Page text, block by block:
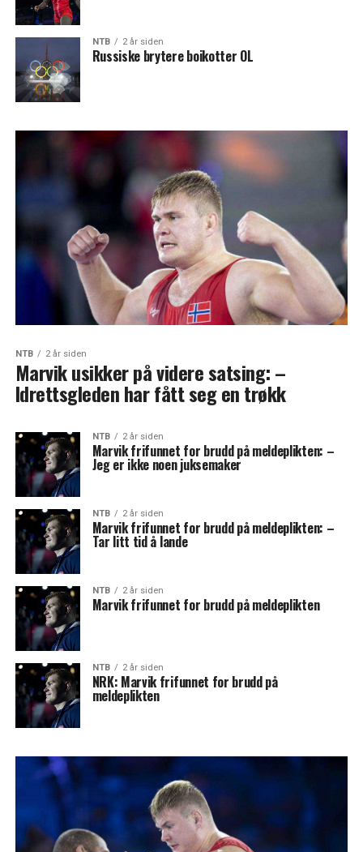
NTB 2 år siden
Russiske brytere boikotter OL
NTB 2 år siden
Marvik usikker på videre satsing: –
Idrettsgleden har fått seg en trøkk
NTB 2 år siden
Marvik frifunnet for brudd på meldeplikten: –
Jeg er ikke noen juksemaker
NTB 2 år siden
Marvik frifunnet for brudd på meldeplikten: –
Tar litt tid å lande
NTB 2 år siden
Marvik frifunnet for brudd på meldeplikten
NTB 2 år siden
NRK: Marvik frifunnet for brudd på
meldeplikten